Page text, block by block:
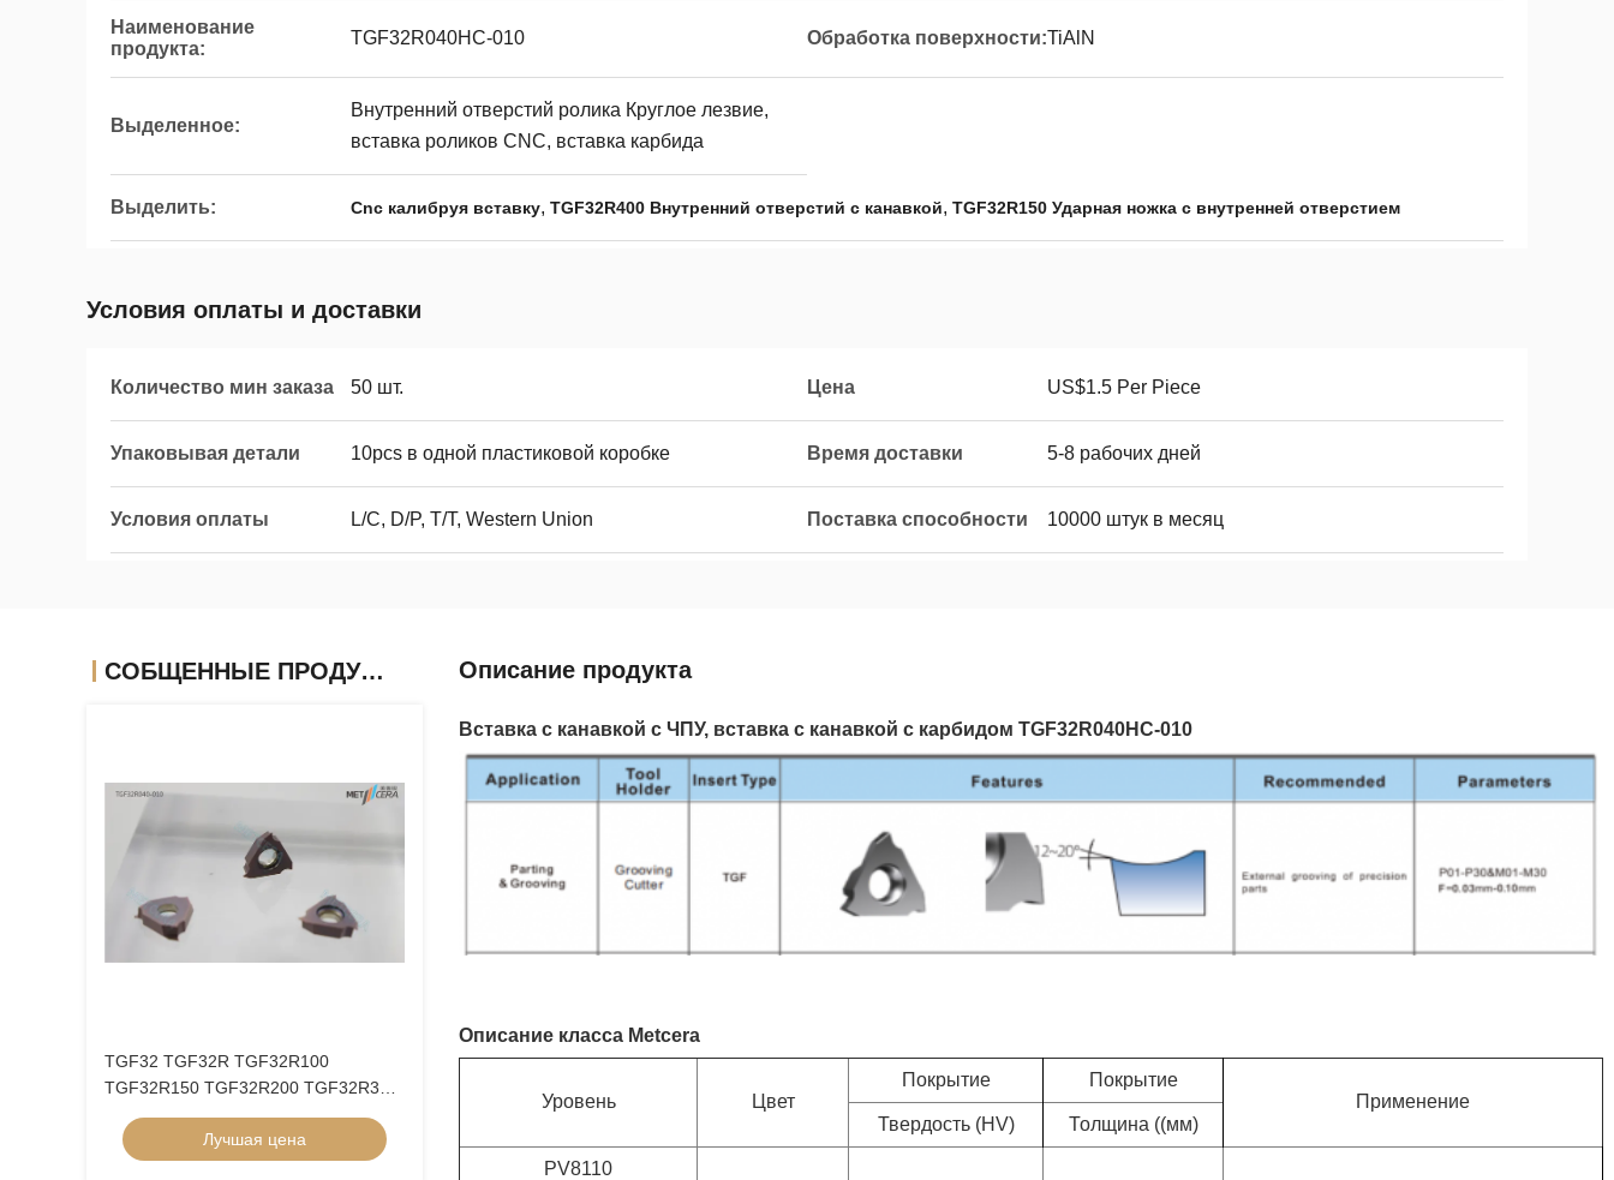
Наименование
продукта:
TGF32R040HC-010 Обработка поверхности:TiAlN
Выделенное:
Внутренний отверстий ролика Круглое лезвие,
вставка роликов CNC, вставка карбида
Выделить: Cnc калибруя вставку, TGF32R400 Внутренний отверстий с канавкой, TGF32R150 Ударная ножка с внутренней отверстием
Условия оплаты и доставки
Количество мин заказа 50 шт. Цена US$1.5 Per Piece
Упаковывая детали 10pcs в одной пластиковой коробке Время доставки 5-8 рабочих дней
Условия оплаты L/C, D/P, T/T, Western Union Поставка способности 10000 штук в месяц
СОБЩЕННЫЕ ПРОДУКТЫ
TGF32 TGF32R TGF32R100
TGF32R150 TGF32R200 TGF32R300
TGF32R400 Внутренний отверстий
канавки Круглое лезвие
Лучшая цена
Описание продукта
Вставка с канавкой с ЧПУ, вставка с канавкой с карбидом TGF32R040HC-010
Описание класса Metcera
Уровень Цвет
Покрытие
Покрытие
Применение
Твердость (HV)
Толщина ((мм)
PV8110